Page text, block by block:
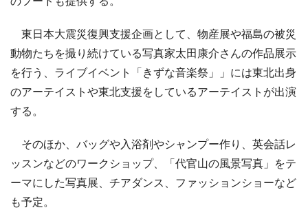
東日本大震災復興支援企画として、物産展や福島の被災
動物たちを撮り続けている写真家太田康介さんの作品展示
を行う、ライブイベント「きずな音楽祭」」には東北出身
のアーテイストや東北支援をしているアーテイストが出演
する。
そのほか、バッグや入浴剤やシャンプー作り、英会話レ
ッスンなどのワークショップ、「代官山の風景写真」をテ
ーマにした写真展、チアダンス、ファッションショーなど
も予定。